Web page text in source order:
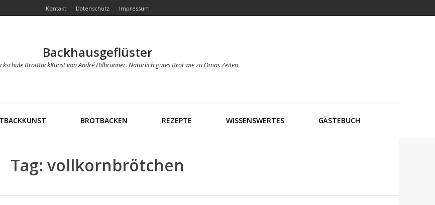
Kontakt Datenschutz Impressum
Backhausgeflüster
BrotBackKunst von André Hilbrunner. Natürlich gutes Brot wie zu Omas Zeiten
BROTBACKEN REZEPTE WISSENSWERTES GÄSTEBUCH
Tag: vollkornbrötchen